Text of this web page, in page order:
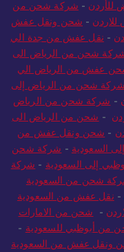
- شركة شحن من
- شحن ونقل عفش
- نقل عفش من جدة الي
شحن من الرياض الى
عفش من الرياض الي
شركة شحن من الرياض إلى
- شركة شحن من الرياض
- شحن من الرياض الى
- شحن ونقل عفش من
السعودية - شركة شحن
إلى السعودية - شركة
شحن من السعودية
- نقل عفش من السعودية
- شحن من الامارات
من أبوظبي للسعودية -
ونقل عفش من السعودية